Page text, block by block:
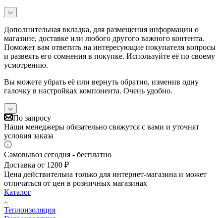
Дополнительная вкладка, для размещения информации о
магазине, доставке или любого другого важного контента.
Поможет вам ответить на интересующие покупателя вопросы
и развеять его сомнения в покупке. Используйте её по своему
усмотрению.
Вы можете убрать её или вернуть обратно, изменив одну
галочку в настройках компонента. Очень удобно.
По запросу
Наши менеджеры обязательно свяжутся с вами и уточнят
условия заказа
Самовывоз сегодня - бесплатно
Доставка от 1200 ₽
Цена действительна только для интернет-магазина и может
отличаться от цен в розничных магазинах
Каталог
Теплоизоляция